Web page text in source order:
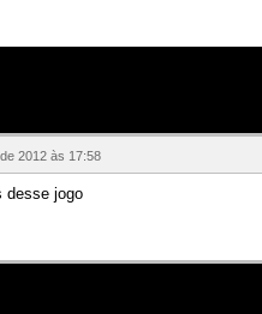
2012 às 17:58
desse jogo